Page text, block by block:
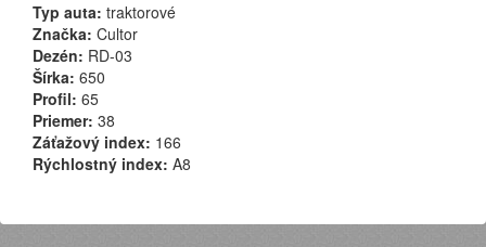
Typ auta: traktorové
Značka: Cultor
Dezén: RD-03
Šírka: 650
Profil: 65
Priemer: 38
Záťažový index: 166
Rýchlostný index: A8